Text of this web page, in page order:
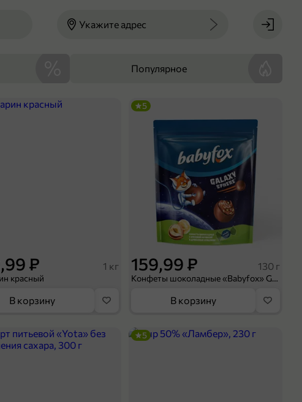
Укажите адрес
Популярное
₽ 1 кг
красный
В корзину
159,99 ₽ 130 г
Конфеты шоколадные «Babyfox» Galaxy sphere с фундуком, 130 г
5
В корзину
5